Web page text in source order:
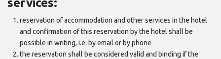
reservation of accommodation and other services in the hotel
and confirmation of this reservation by the hotel shall be
possible in writing, i.e. by email or by phone
the reservation shall be considered valid and binding if the